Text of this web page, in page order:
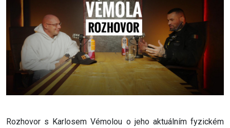
Rozhovor s Karlosem Vémolou o jeho aktuálním fyzickém